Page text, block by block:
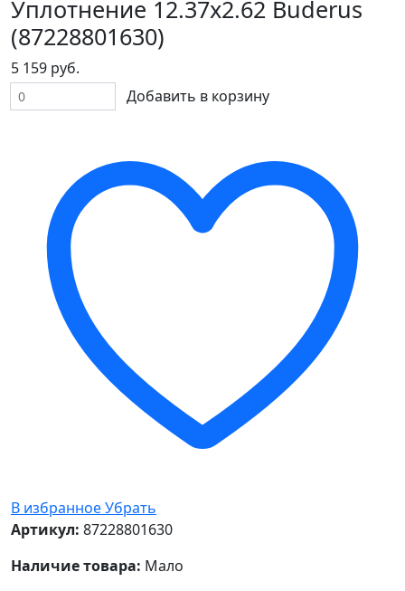
Уплотнение 12.37x2.62 Buderus
(87228801630)
5 159 руб.
Добавить в корзину
В избранноеУбрать
Артикул: 87228801630
Наличие товара: Мало